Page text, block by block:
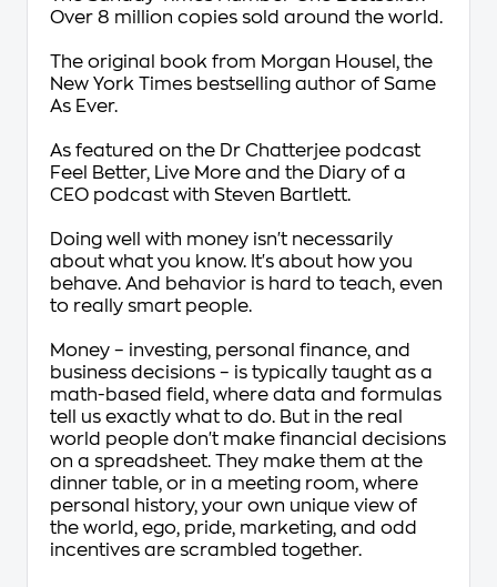
Over 8 million copies sold around the world.
The original book from Morgan Housel, the
New York Times bestselling author of Same
As Ever.
As featured on the Dr Chatterjee podcast
Feel Better, Live More and the Diary of a
CEO podcast with Steven Bartlett.
Doing well with money isn't necessarily
about what you know. It's about how you
behave. And behavior is hard to teach, even
to really smart people.
Money – investing, personal finance, and
business decisions – is typically taught as a
math-based field, where data and formulas
tell us exactly what to do. But in the real
world people don't make financial decisions
on a spreadsheet. They make them at the
dinner table, or in a meeting room, where
personal history, your own unique view of
the world, ego, pride, marketing, and odd
incentives are scrambled together.